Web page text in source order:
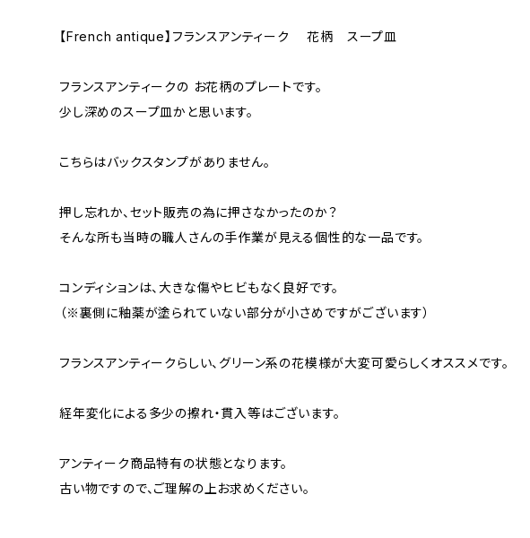
【French antique】フランスアンティーク 花柄 スープ皿
フランスアンティークの お花柄のプレートです。
少し深めのスープ皿かと思います。
こちらはバックスタンプがありません。
押し忘れか、セット販売の為に押さなかったのか？
そんな所も当時の職人さんの手作業が見える個性的な一品です。
コンディションは、大きな傷やヒビもなく良好です。
（※裏側に釉薬が塗られていない部分が小さめですがございます）
フランスアンティークらしい、グリーン系の花模様が大変可愛らしくオススメです。
経年変化による多少の擦れ・貫入等はございます。
アンティーク商品特有の状態となります。
古い物ですので、ご理解の上お求めください。